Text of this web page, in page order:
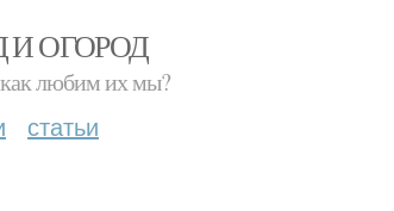
И ОГОРОД
любим их мы?
статьи